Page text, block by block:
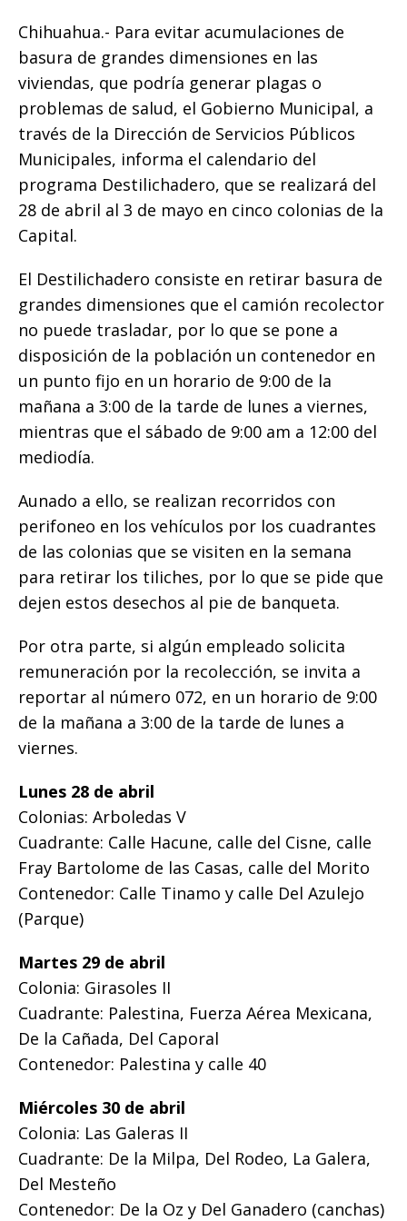
e
b
o
o
k
te
r
l s
A
p
p
y
Li
n
k
e
n
g
e
r
g
ra
m
p
ar
ti
r
Chihuahua.- Para evitar acumulaciones de
basura de grandes dimensiones en las
viviendas, que podría generar plagas o
problemas de salud, el Gobierno Municipal, a
través de la Dirección de Servicios Públicos
Municipales, informa el calendario del
programa Destilichadero, que se realizará del
28 de abril al 3 de mayo en cinco colonias de la
Capital.
El Destilichadero consiste en retirar basura de
grandes dimensiones que el camión recolector
no puede trasladar, por lo que se pone a
disposición de la población un contenedor en
un punto fijo en un horario de 9:00 de la
mañana a 3:00 de la tarde de lunes a viernes,
mientras que el sábado de 9:00 am a 12:00 del
mediodía.
Aunado a ello, se realizan recorridos con
perifoneo en los vehículos por los cuadrantes
de las colonias que se visiten en la semana
para retirar los tiliches, por lo que se pide que
dejen estos desechos al pie de banqueta.
Por otra parte, si algún empleado solicita
remuneración por la recolección, se invita a
reportar al número 072, en un horario de 9:00
de la mañana a 3:00 de la tarde de lunes a
viernes.
Lunes 28 de abril
Colonias: Arboledas V
Cuadrante: Calle Hacune, calle del Cisne, calle
Fray Bartolome de las Casas, calle del Morito
Contenedor: Calle Tinamo y calle Del Azulejo
(Parque)
Martes 29 de abril
Colonia: Girasoles II
Cuadrante: Palestina, Fuerza Aérea Mexicana,
De la Cañada, Del Caporal
Contenedor: Palestina y calle 40
Miércoles 30 de abril
Colonia: Las Galeras II
Cuadrante: De la Milpa, Del Rodeo, La Galera,
Del Mesteño
Contenedor: De la Oz y Del Ganadero (canchas)